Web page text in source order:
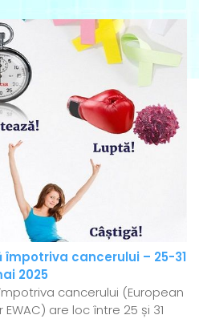
cancerului – 25-31
2025
cancerului (European
are loc între 25 și 31